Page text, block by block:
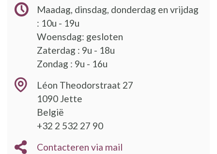
Maadag, dinsdag, donderdag en vrijdag
: 10u - 19u
Woensdag: gesloten
Zaterdag : 9u - 18u
Zondag : 9u - 16u
Léon Theodorstraat 27
1090 Jette
België
+32 2 532 27 90
Contacteren via mail